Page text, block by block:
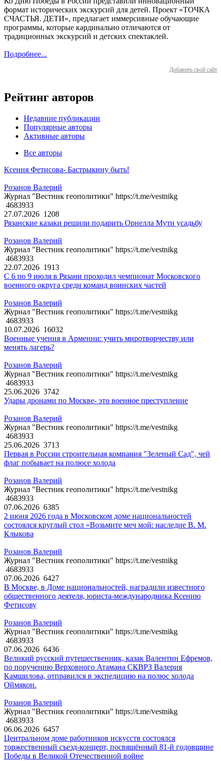
формат исторических экскурсий для детей. Проект «ТОЧКА
СЧАСТЬЯ. ДЕТИ», предлагает иммерсивные обучающие
программы, которые кардинально отличаются от
традиционных экскурсий и детских спектаклей.
Подробнее...
Добавить свой сайт
Рейтинг авторов
Недавние публикации
Популярные авторы
Активные авторы
Все авторы
Ксения Фетисова- Бастрыкину быть!
Розанов Валерий
Журнал "Вестник геополитики" https://t.me/vestnikg
4683933
27.07.2026 1208
Рязанские казаки решили подарить Орнелла Мути усадьбу
Розанов Валерий
Журнал "Вестник геополитики" https://t.me/vestnikg
4683933
22.07.2026 1913
С 6 по 9 июля в Рязани проходил чемпионат Московского
военного округа среди команд воинских частей
Розанов Валерий
Журнал "Вестник геополитики" https://t.me/vestnikg
4683933
10.07.2026 16032
Военные учения в Армении: учить миротворчеству или
менять лагерь?
Розанов Валерий
Журнал "Вестник геополитики" https://t.me/vestnikg
4683933
25.06.2026 3742
Удары дронами по Москве- это военное преступление
Розанов Валерий
Журнал "Вестник геополитики" https://t.me/vestnikg
4683933
25.06.2026 3713
Первая в России строительная компания "Зеленый Сад", чей
флаг побывает на полюсе холода
Розанов Валерий
Журнал "Вестник геополитики" https://t.me/vestnikg
4683933
07.06.2026 6385
2 июня 2026 года в Московском доме национальностей
состоялся круглый стол «Возьмите меч мой: наследие В. М.
Клыкова
Розанов Валерий
Журнал "Вестник геополитики" https://t.me/vestnikg
4683933
07.06.2026 6427
В Москве, в Доме национальностей, наградили известного
общественного деятеля, юриста-международника Ксению
Фетисову
Розанов Валерий
Журнал "Вестник геополитики" https://t.me/vestnikg
4683933
07.06.2026 6436
Великий русский путешественник, казак Валентин Ефремов,
по поручению Верховного Атамана СКВРЗ Валерия
Камшилова, отправился в экспедицию на полюс холода
Оймякон.
Розанов Валерий
Журнал "Вестник геополитики" https://t.me/vestnikg
4683933
06.06.2026 6457
Центральном доме работников искусств состоялся
торжественный съезд-концерт, посвящённый 81-й годовщине
Победы в Великой Отечественной войне